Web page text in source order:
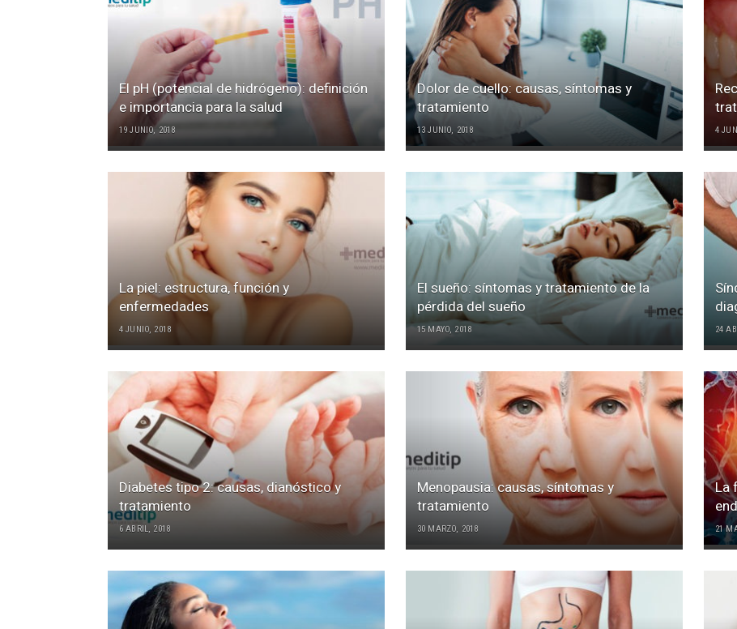
El pH (potencial de hidrógeno): definición
e importancia para la salud
19 JUNIO, 2018
Dolor de cuello: causas, síntomas y
tratamiento
13 JUNIO, 2018 4
La piel: estructura, función y
enfermedades
4 JUNIO, 2018
El sueño: síntomas y tratamiento de la
pérdida del sueño
15 MAYO, 2018 24
Diabetes tipo 2: causas, dianóstico y
tratamiento
6 ABRIL, 2018
Menopausia: causas, síntomas y
tratamiento
30 MARZO, 2018
La
21